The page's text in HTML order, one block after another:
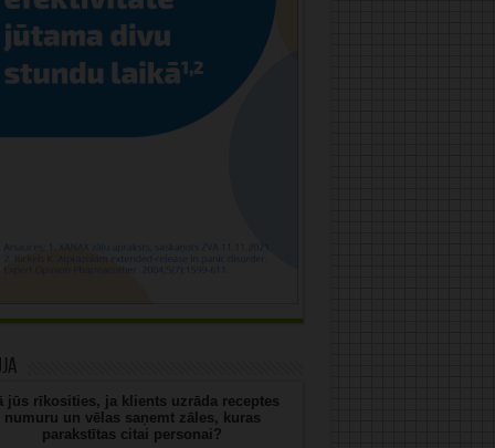
jūs rīkosities, ja klients uzrāda receptes
numuru un vēlas saņemt zāles, kuras
parakstītas citai personai?